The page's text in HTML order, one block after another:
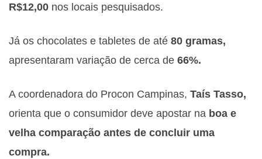
R$12,00 nos locais pesquisados.
Já os chocolates e tabletes de até 80 gramas,
apresentaram variação de cerca de 66%.
A coordenadora do Procon Campinas, Taís Tasso,
orienta que o consumidor deve apostar na boa e
velha comparação antes de concluir uma
compra.